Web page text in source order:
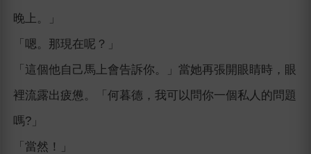
晚上。」
「嗯。那現在呢？」
「這個他自己馬上會告訴你。」當她再張開眼睛時，眼
裡流露出疲憊。「何暮德，我可以問你一個私人的問題
嗎?」
「當然！」